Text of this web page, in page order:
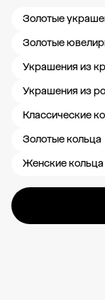
Золотые
Золотые
Украшения из
Украшения из
Классические
Золотые кольца
Женские кольца